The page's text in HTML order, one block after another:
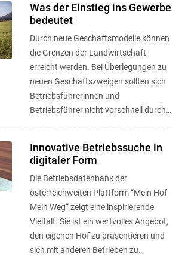
Was der Einstieg ins Gewerbe
bedeutet
Durch neue Geschäftsmodelle können
die Grenzen der Landwirtschaft
erreicht werden. Bei Überlegungen zu
neuen Geschäftszweigen sollten sich
Betriebsführerinnen und
Betriebsführer nicht vorschnell durch
Innovative Betriebssuche in
digitaler Form
Die Betriebsdatenbank der
österreichweiten Plattform “Mein Hof -
Mein Weg“ zeigt eine inspirierende
Vielfalt. Sie ist ein wertvolles Angebot,
den eigenen Hof zu präsentieren und
sich mit anderen Betrieben zu